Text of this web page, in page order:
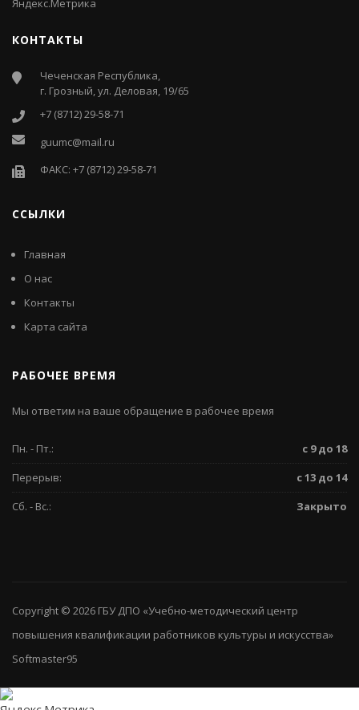
КОНТАКТЫ
Чеченская Республика,
г. Грозный, ул. Деловая, 19/65
+7 (8712) 29-58-71
guumc@mail.ru
ФАКС: +7 (8712) 29-58-71
ССЫЛКИ
Главная
О нас
Контакты
Карта сайта
РАБОЧЕЕ ВРЕМЯ
Мы ответим на ваше обращение в рабочее время
Пн. - Пт.:
с 9 до 18
Перерыв:
с 13 до 14
Сб. - Вс.:
Закрыто
Copyright © 2026 ГБУ ДПО «Учебно-методический центр
повышения квалификации работников культуры и искусства»
Softmaster95